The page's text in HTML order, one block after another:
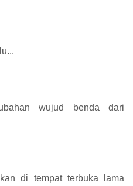
wujud benda dari
di tempat terbuka lama